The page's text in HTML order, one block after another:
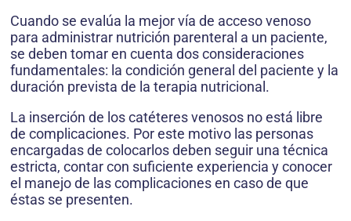
Cuando se evalúa la mejor vía de acceso venoso
para administrar nutrición parenteral a un paciente,
se deben tomar en cuenta dos consideraciones
fundamentales: la condición general del paciente y la
duración prevista de la terapia nutricional.
La inserción de los catéteres venosos no está libre
de complicaciones. Por este motivo las personas
encargadas de colocarlos deben seguir una técnica
estricta, contar con suficiente experiencia y conocer
el manejo de las complicaciones en caso de que
éstas se presenten.